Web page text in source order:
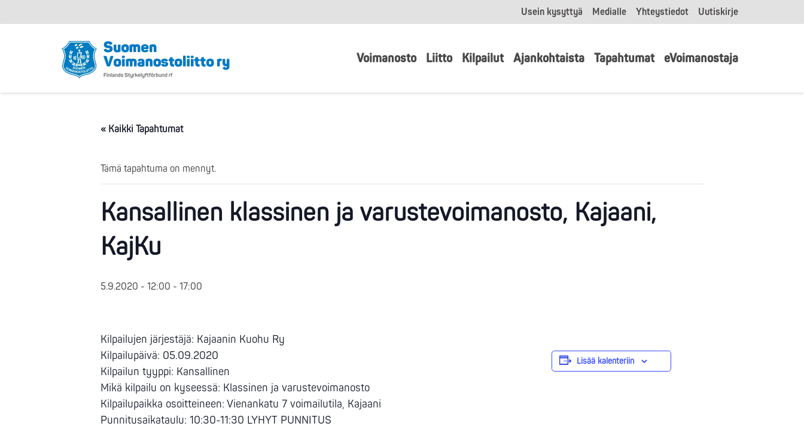
Usein kysyttyä Medialle Yhteystiedot Uutiskirje
Voimanosto Liitto Kilpailut Ajankohtaista Tapahtumat eVoimanostaja
« Kaikki Tapahtumat
Tämä tapahtuma on mennyt.
Kansallinen klassinen ja varustevoimanosto, Kajaani,
KajKu
5.9.2020 - 12:00 - 17:00
Kilpailujen järjestäjä: Kajaanin Kuohu Ry
Kilpailupäivä: 05.09.2020
Kilpailun tyyppi: Kansallinen
Mikä kilpailu on kyseessä: Klassinen ja varustevoimanosto
Kilpailupaikka osoitteineen: Vienankatu 7 voimailutila, Kajaani
Punnitusaikataulu: 10:30-11:30 LYHYT PUNNITUS
Lisää kalenteriin